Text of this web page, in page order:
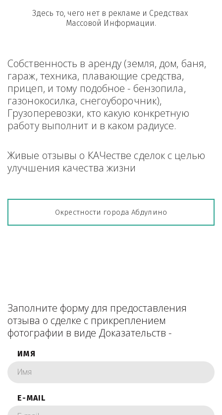
Здесь то, чего нет в рекламе и Средствах
Массовой Информации.
Собственность в аренду (земля, дом, баня,
гараж, техника, плавающие средства,
прицеп, и тому подобное - бензопила,
газонокосилка, снегоуборочник),
Грузоперевозки, кто какую конкретную
работу выполнит и в каком радиусе.
Живые отзывы о КАЧестве сделок с целью
улучшения качества жизни
Окрестности города Абдулино
Заполните форму для предоставления
отзыва о сделке с прикреплением
фотографии в виде Доказательств -
ИМЯ
E-MAIL